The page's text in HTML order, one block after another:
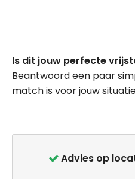
naar
het
begin
afbeeldingen-
Is dit jouw perfecte
Beantwoord een paar
match is voor jouw
Advies op